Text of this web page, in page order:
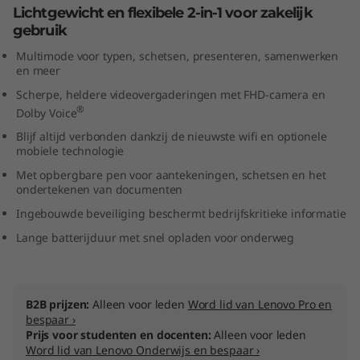
3
"
I
n
l
Lichtgewicht en flexibele 2-in-1 voor zakelijk
gebruik
Multimode voor typen, schetsen, presenteren, samenwerken
en meer
Scherpe, heldere videovergaderingen met FHD-camera en
Dolby Voice®
Blijf altijd verbonden dankzij de nieuwste wifi en optionele
mobiele technologie
Met opbergbare pen voor aantekeningen, schetsen en het
ondertekenen van documenten
Ingebouwde beveiliging beschermt bedrijfskritieke informatie
Lange batterijduur met snel opladen voor onderweg
B2B prijzen:Alleen voor leden Word lid van Lenovo Pro en
bespaar ›
Prijs voor studenten en docenten:Alleen voor leden
Word lid van Lenovo Onderwijs en bespaar ›